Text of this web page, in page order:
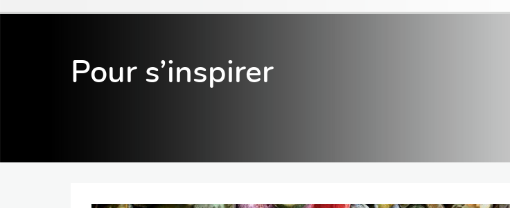
Pour s’inspirer